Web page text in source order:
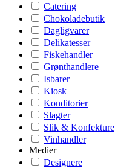
Catering
Chokoladebutik
Dagligvarer
Delikatesser
Fiskehandler
Grønthandlere
Isbarer
Kiosk
Konditorier
Slagter
Slik & Konfekture
Vinhandler
Medier
Designere